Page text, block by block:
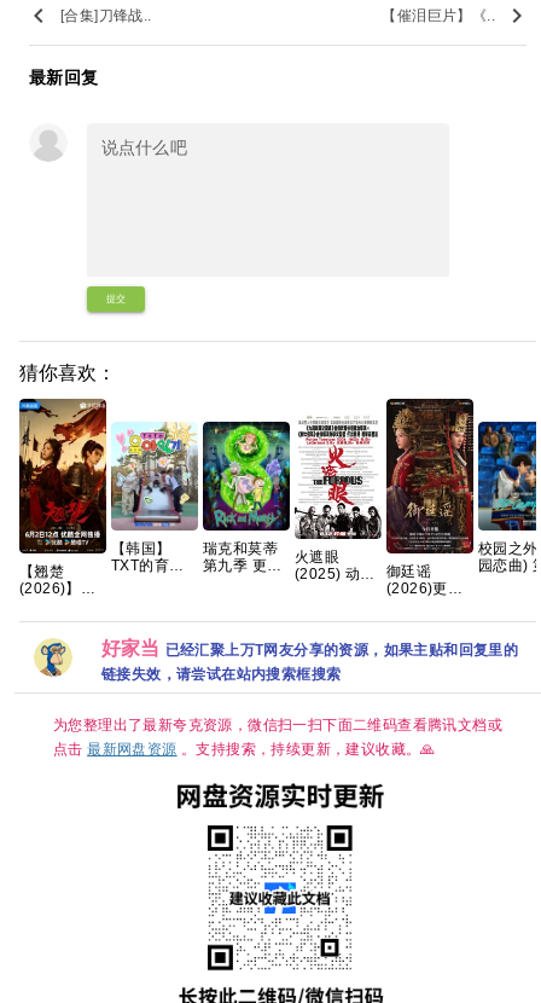
keyboard_arrow_left [合集]刀锋战.. 【催泪巨片】《.. keyboard_arrow_right
最新回复
提交
猜你喜欢：
【翘楚
(2026)】】
更新】
【1080P高
码】【国语
中字】【单
集/0.9G】
情 】【主演:
陈都灵 / 周
翊然】
【韩国】
TXT的育儿
TXT's
Parenting
Diary 夸克
이브）将于
5 月 1 日
（周五）独
传奇综艺回
归的《TXT
瑞克和莫蒂
第九季 更1
火遮眼
(2025) 动作
Furious 夸克
御廷谣
(2026)更新
[4K+1080P.
国语中字.网
盘资源][2GB
校园之
园恋曲)
好家当 已经汇聚上万T网友分享的资源，如果主贴和回复里的
链接失效，请尝试在站内搜索框搜索
为您整理出了最新夸克资源，微信扫一扫下面二维码查看腾讯文档或
点击最新网盘资源 。支持搜索，持续更新，建议收藏。🙏